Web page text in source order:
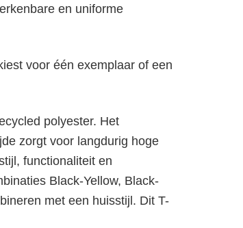
en uniforme
voor één exemplaar of een
polyester. Het
zorgt voor langdurig hoge
functionaliteit en
Black-Yellow, Black-
met een huisstijl. Dit T-